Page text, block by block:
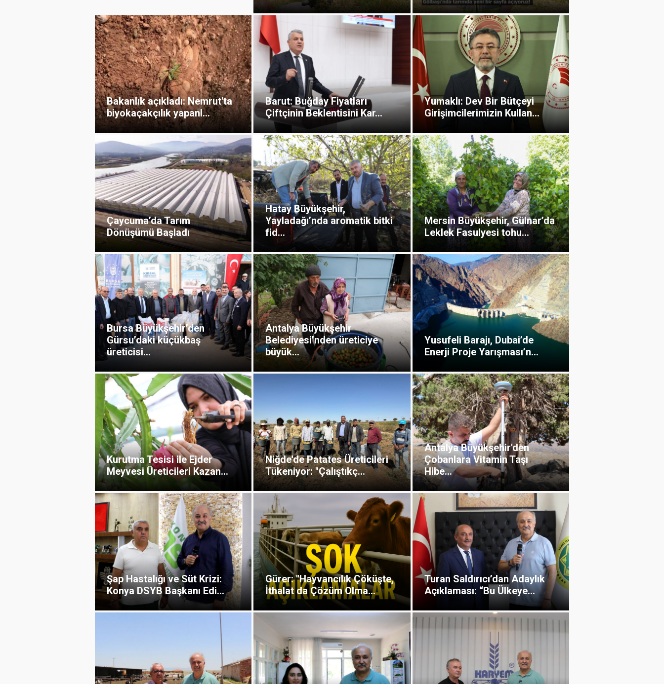
Bakanlık açıkladı: Nemrut'ta
biyokaçakçılık yapanl...
Barut: Buğday Fiyatları
Çiftçinin Beklentisini Kar...
Yumaklı: Dev Bir Bütçeyi
Girişimcilerimizin Kullan...
Çaycuma’da Tarım
Dönüşümü Başladı
Hatay Büyükşehir,
Yayladağı’nda aromatik bitki
fid...
Mersin Büyükşehir, Gülnar’da
Leklek Fasulyesi tohu...
Bursa Büyükşehir’den
Gürsu’daki küçükbaş
üreticisi...
Antalya Büyükşehir
Belediyesi’nden üreticiye
büyük...
Yusufeli Barajı, Dubai’de
Enerji Proje Yarışması’n...
Kurutma Tesisi ile Ejder
Meyvesi Üreticileri Kazan...
Niğde'de Patates Üreticileri
Tükeniyor: "Çalıştıkç...
Antalya Büyükşehir'den
Çobanlara Vitamin Taşı
Hibe...
Şap Hastalığı ve Süt Krizi:
Konya DSYB Başkanı Edi...
Gürer: "Hayvancılık Çöküşte,
İthalat da Çözüm Olma...
Turan Saldırıcı’dan Adaylık
Açıklaması: “Bu Ülkeye...